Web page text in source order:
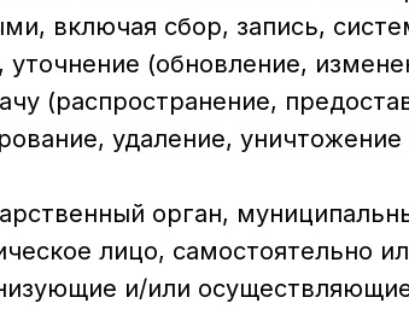
включая сбор, запись,
уточнение (обновление,
(распространение,
удаление,
орган,
лицо, самостоятельно
и/или